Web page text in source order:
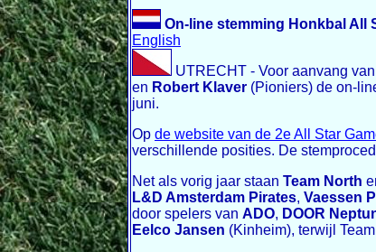
On-line stemming Honkbal All
English
UTRECHT - Voor aanvang
en Robert Klaver (Pioniers) de on-
juni.
Op de website van de 2e All Star
verschillende posities. De
Net als vorig jaar staan Team North
L&D Amsterdam Pirates, Vaessen
door spelers van ADO, DOOR
Eelco Jansen (Kinheim), terwijl